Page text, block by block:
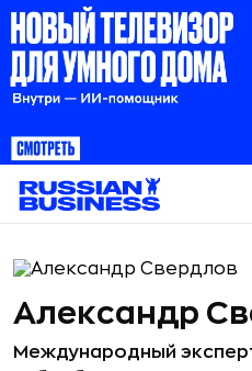
Александр
Международный